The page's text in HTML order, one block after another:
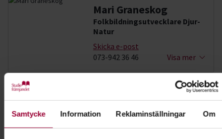
Samtycke Information Reklaminställningar Om
Mari Graneskog
Folkbildningsutvecklare Djur-
Natur
Skicka e-post
073-942 36 46
Visa mer
Dela: Facebook LinkedIn E-mail
Hund & husdjur